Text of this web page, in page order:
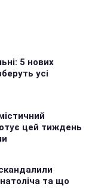
5 нових
усі
цей тиждень
та що